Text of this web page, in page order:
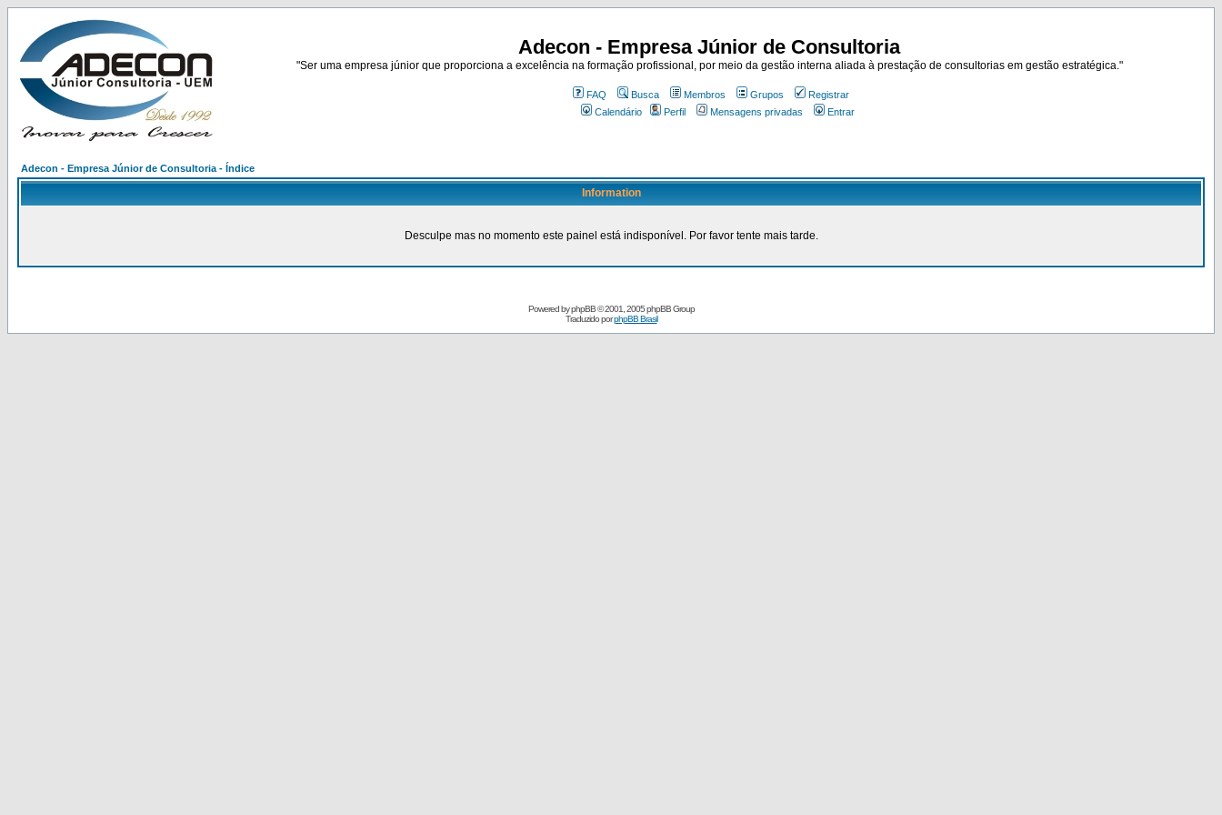
Adecon - Empresa Júnior de Consultoria
"Ser uma empresa júnior que proporciona a excelência na formação profissional, por meio da gestão interna aliada à prestação de consultorias em gestão estratégica."
FAQ Busca Membros Grupos
Registrar
Calendário
Perfil Mensagens privadas Entrar
Adecon - Empresa Júnior de Consultoria - Índice
Information
Desculpe mas no momento este painel está indisponível. Por favor tente mais tarde.
Powered byphpBB© 2001, 2005 phpBB Group
Traduzido porphpBB Brasil